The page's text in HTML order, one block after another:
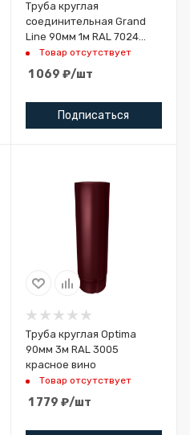
Труба круглая
соединительная Grand
Line 90мм 1м RAL 7024
мокрый асфальт
Товар отсутствует
1 069 ₽/шт
Подписаться
Труба круглая Optima
90мм 3м RAL 3005
красное вино
Товар отсутствует
1 779 ₽/шт